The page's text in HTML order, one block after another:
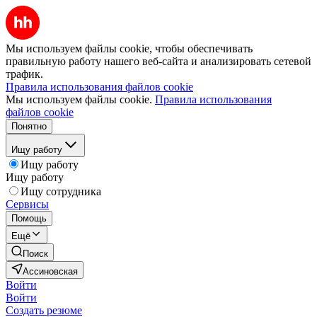
Мы используем файлы cookie, чтобы обеспечивать
правильную работу нашего веб-сайта и анализировать сетевой
трафик.
Правила использования файлов cookie
Мы используем файлы cookie. Правила использования
файлов cookie
Понятно
Ищу работу
Ищу работу
Ищу работу
Ищу сотрудника
Сервисы
Помощь
Ещё
Поиск
Ассиновская
Войти
Войти
Создать резюме